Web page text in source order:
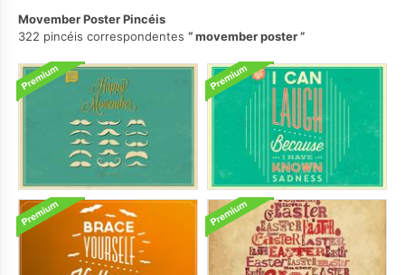
Movember Poster Pincéis
322 pincéis correspondentes
movember poster